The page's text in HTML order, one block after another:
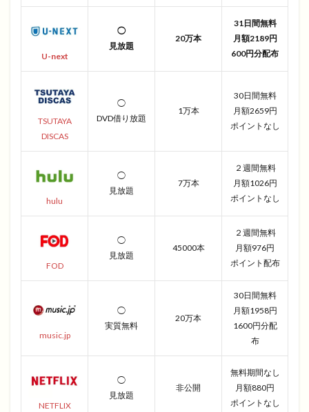
U-next
◯
見放題
20万本
31日間無料
月額2189円
600円分配布
TSUTAYA
DISCAS
◯
DVD借り放題
1万本
30日間無料
月額2659円
ポイントなし
hulu
◯
見放題
7万本
２週間無料
月額1026円
ポイントなし
FOD
◯
見放題
45000本
２週間無料
月額976円
ポイント配布
music.jp
◯
実質無料
20万本
30日間無料
月額1958円
1600円分配
布
NETFLIX
◯
見放題
非公開
無料期間なし
月額880円
ポイントなし